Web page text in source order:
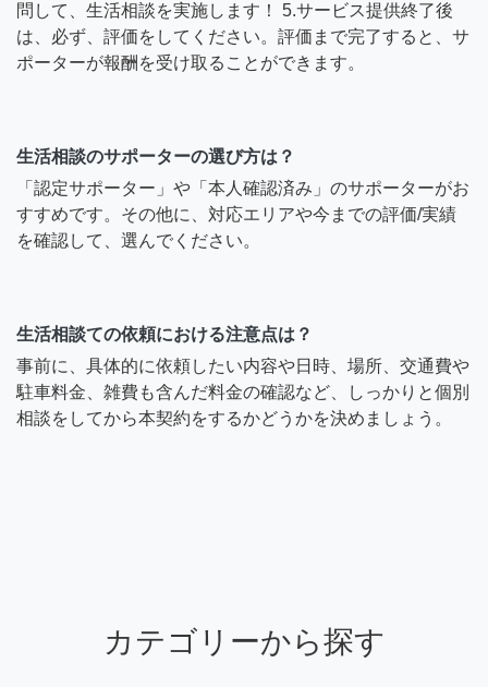
問して、生活相談を実施します！ 5.サービス提供終了後
は、必ず、評価をしてください。評価まで完了すると、サ
ポーターが報酬を受け取ることができます。
生活相談のサポーターの選び方は？
「認定サポーター」や「本人確認済み」のサポーターがお
すすめです。その他に、対応エリアや今までの評価/実績
を確認して、選んでください。
生活相談ての依頼における注意点は？
事前に、具体的に依頼したい内容や日時、場所、交通費や
駐車料金、雑費も含んだ料金の確認など、しっかりと個別
相談をしてから本契約をするかどうかを決めましょう。
カテゴリーから探す